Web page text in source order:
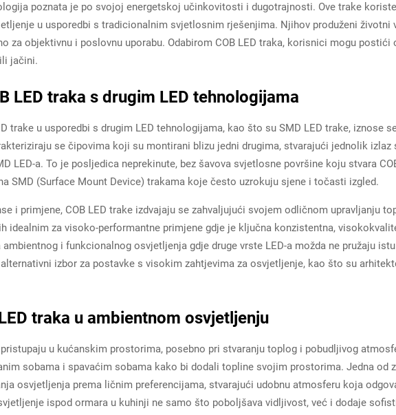
poznata je po svojoj energetskoj učinkovitosti i dugotrajnosti. Ove trake
u usporedbi s tradicionalnim svjetlosnim rješenjima. Njihov produženi životni
za objektivnu i poslovnu uporabu. Odabirom COB LED traka, korisnici mogu
jačini.
LED traka s drugim LED tehnologijama
trake u usporedbi s drugim LED tehnologijama, kao što su SMD LED trake, iznose
se čipovima koji su montirani blizu jedni drugima, stvarajući jednolik
LED-a. To je posljedica neprekinute, bez šavova svjetlosne površine koju stvara
SMD (Surface Mount Device) trakama koje često uzrokuju sjene i točasti izgled.
i primjene, COB LED trake izdvajaju se zahvaljujući svojem odličnom upravljanju
idealnim za visoko-performantne primjene gdje je ključna konzistentna,
i funkcionalnog osvjetljenja gdje druge vrste LED-a možda ne pružaju
izbor za postavke s visokim zahtjevima za osvjetljenje, kao što su
traka u ambientnom osvjetljenju
pristupaju u kućanskim prostorima, posebno pri stvaranju toplog i pobudljivog
sobama i spavaćim sobama kako bi dodali topline svojim prostorima. Jedna od
osvjetljenja prema ličnim preferencijama, stvarajući udobnu atmosferu koja
ispod ormara u kuhinji ne samo što poboljšava vidljivost, već i dodaje